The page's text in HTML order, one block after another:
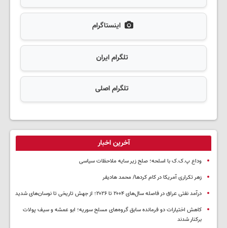
اینستاگرام
تلگرام ایران
تلگرام اصلی
آخرین اخبار
وداع پ.ک.ک با اسلحه؛ صلح زیر سایه ملاحظات سیاسی
زهر تکراری آمریکا در کام کردها/ محمد هادیفر
درآمد نفتی عراق در فاصله سال‌های ۲۰۰۴ تا ۲۰۲۶؛ از جهش تاریخی تا نوسان‌های شدید
کاهش اختیارات دو فرمانده سابق گروه‌های مسلح سوریه؛ ابو عمشه و سیف پولات
برکنار شدند